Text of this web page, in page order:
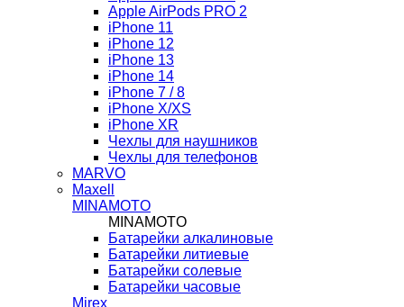
Apple AirPods PRO 2
iPhone 11
iPhone 12
iPhone 13
iPhone 14
iPhone 7 / 8
iPhone X/XS
iPhone XR
Чехлы для наушников
Чехлы для телефонов
MARVO
Maxell
MINAMOTO
MINAMOTO
Батарейки алкалиновые
Батарейки литиевые
Батарейки солевые
Батарейки часовые
Mirex